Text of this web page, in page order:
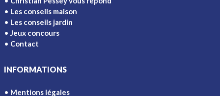
Les conseils maison
Les conseils jardin
Jeux concours
Contact
INFORMATIONS
Mentions légales